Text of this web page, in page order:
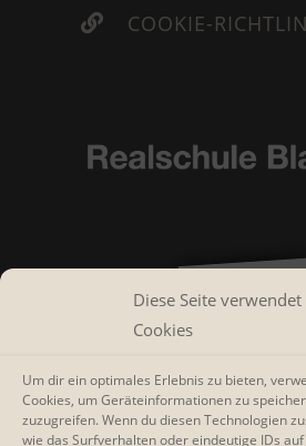
Diese Seite verwendet
Cookies
Um dir ein optimales Erlebnis zu bieten,
Cookies, um Geräteinformationen zu
zuzugreifen. Wenn du diesen Technologien
wie das Surfverhalten oder eindeutige IDs
 COOKIE-